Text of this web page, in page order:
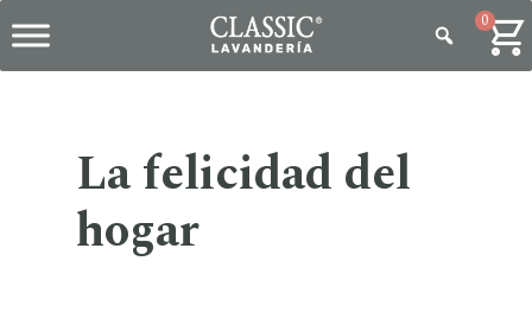
0
La felicidad del
hogar